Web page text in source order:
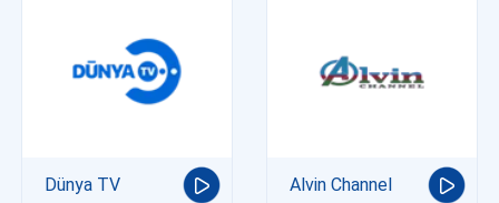
Dünya TV Alvin Channel